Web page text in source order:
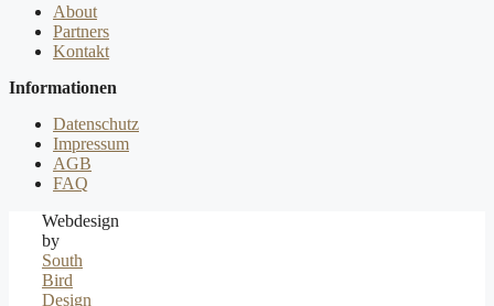
Menu
About
Partners
Kontakt
Informationen
Menu
Datenschutz
Impressum
AGB
FAQ
Webdesign
by
South
Bird
Design